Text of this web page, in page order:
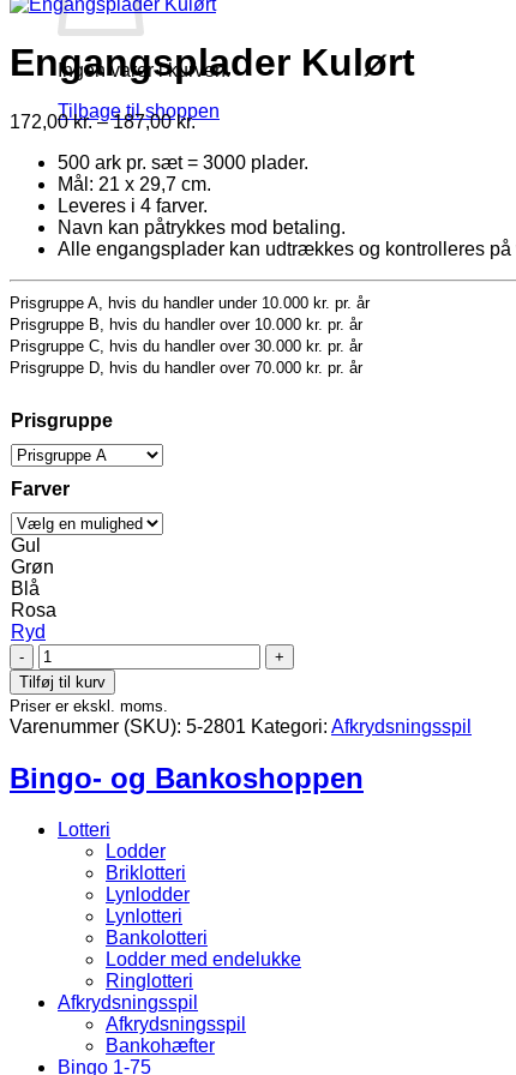
Ingen varer i kurven.
Tilbage til shoppen
Engangsplader Kulørt
172,00kr. – 187,00kr.Prisinterval:
til
187,00 kr.
500 ark pr. sæt = 3000 plader.
Mål: 21 x 29,7 cm.
Leveres i 4 farver.
Navn kan påtrykkes mod betaling.
Alle engangsplader kan udtrækkes og kontrolleres på
Prisgruppe A, hvis du handler under 10.000 kr. pr. år
Prisgruppe B, hvis du handler over 10.000 kr. pr. år
Prisgruppe C, hvis du handler over 30.000 kr. pr. år
Prisgruppe D, hvis du handler over 70.000 kr. pr. år
Prisgruppe
Farver
Gul
Grøn
Blå
Rosa
Ryd
Engangsplader
Kulørt
antal
Tilføj til kurv
Priser er ekskl. moms.
Varenummer (SKU): 5-2801 Kategori: Afkrydsningsspil
Bingo- og Bankoshoppen
Lotteri
Lodder
Briklotteri
Lynlodder
Lynlotteri
Bankolotteri
Lodder med endelukke
Ringlotteri
Afkrydsningsspil
Afkrydsningsspil
Bankohæfter
Bingo 1-75